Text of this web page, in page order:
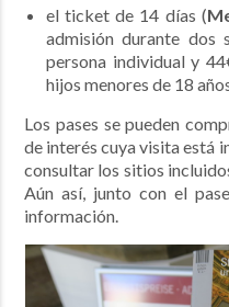
el ticket de 14 días (
admisión durante dos
persona individual y
hijos menores de 18
Los pases se pueden
de interés cuya visita está
consultar los sitios
Aún así, junto con el
información.